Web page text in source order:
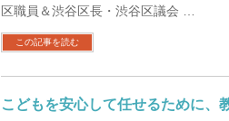
区職員＆渋谷区長・渋谷区議会 …
この記事を読む
こどもを安心して任せるために、